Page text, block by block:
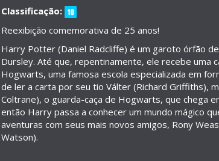
Classificação:
Reexibição comemorativa de 25 anos!
Harry Potter (Daniel Radcliffe) é um garoto órfão
Dursley. Até que, repentinamente, ele recebe uma
Hogwarts, uma famosa escola especializada em
de ler a carta por seu tio Válter (Richard Griffiths),
Coltrane), o guarda-caça de Hogwarts, que chega
então Harry passa a conhecer um mundo mágico
aventuras com seus mais novos amigos, Rony
Watson).